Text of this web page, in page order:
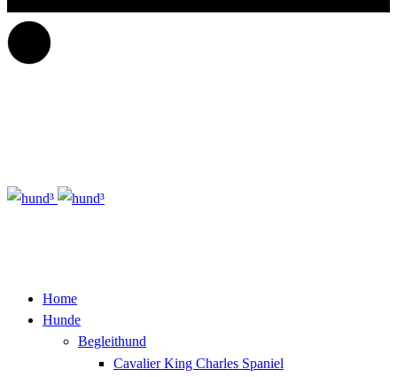
Home
Hunde
Begleithund
Cavalier King Charles Spaniel